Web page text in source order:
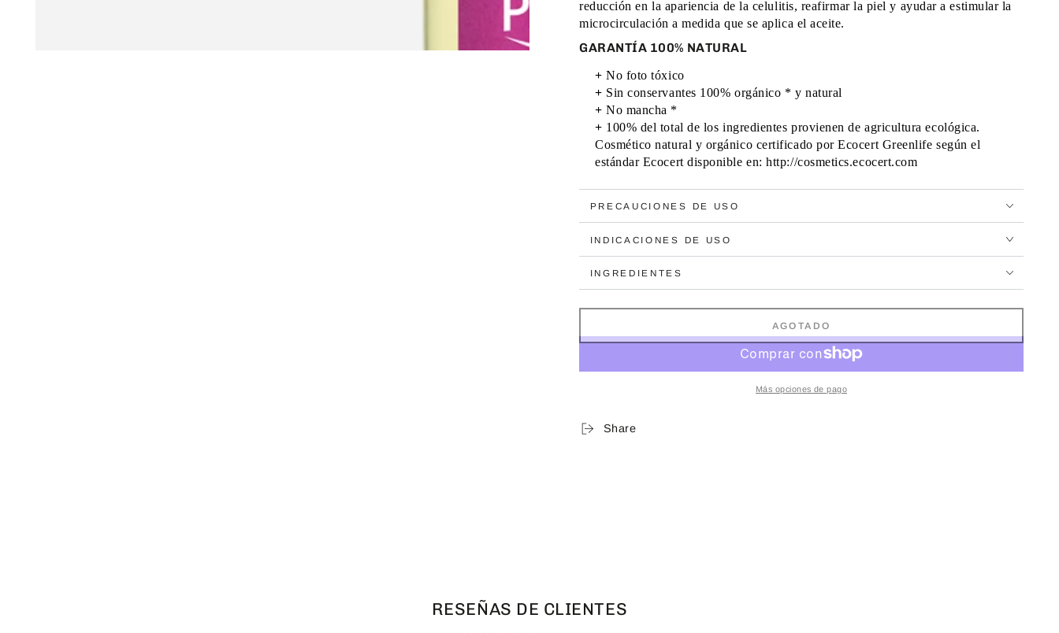
reducción en la apariencia de la celulitis, reafirmar la piel y ayudar a estimular la
microcirculación a medida que se aplica el aceite.
GARANTÍA 100% NATURAL
+ No foto tóxico
+ Sin conservantes 100% orgánico * y natural
+ No mancha *
+ 100% del total de los ingredientes provienen de agricultura ecológica.
Cosmético natural y orgánico certificado por Ecocert Greenlife según el
estándar Ecocert disponible en: http://cosmetics.ecocert.com
PRECAUCIONES DE USO
INDICACIONES DE USO
INGREDIENTES
AGOTADO
Más opciones de pago
Share
RESEÑAS DE CLIENTES